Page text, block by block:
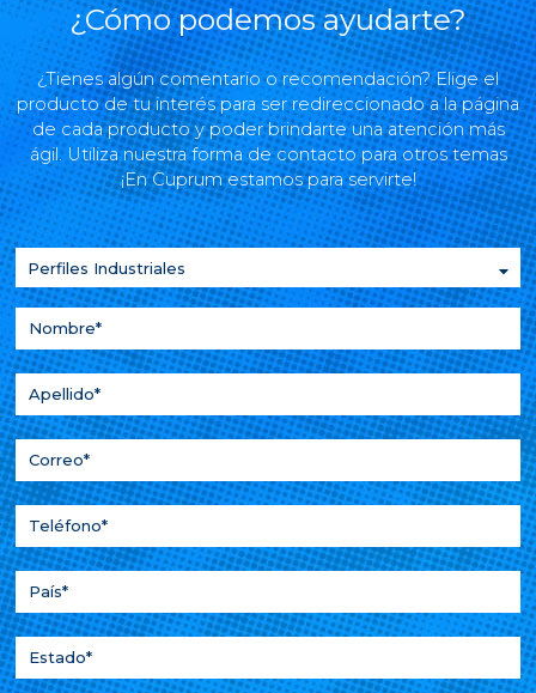
¿Cómo podemos ayudarte?
¿Tienes algún comentario o recomendación? Elige el
producto de tu interés para ser redireccionado a la página
de cada producto y poder brindarte una atención más
ágil. Utiliza nuestra forma de contacto para otros temas
¡En Cuprum estamos para servirte!